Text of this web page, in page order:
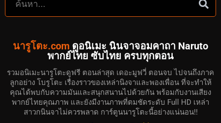
นารูโตะ.com ดูอนิเมะ นินจาจอมคาถา Naruto
พากย์ไทย ซับไทย ครบทุกตอน
รวมอนิเมะนารูโตะดูฟรี ตอนล่าสุด เดอะมูฟวี่ ตอนจบ ไปจนถึงภาค
ลูกอย่าง โบรูโตะ เรื่องราวของเหล่านิงจาและพองเพื่อน ที่จะทำให้
คุณได้พบกับความมันและสนุกสนานไปด้วยกัน พร้อมกับงานเสียง
พากย์ไทยคุณภาพ และยังมีงานภาพที่ตมชัดระดับ Full HD เหล่า
สาวกนินจาไม่ควรพลาด การ์ตูนนารูโตะนี้อย่างแน่นอน!!